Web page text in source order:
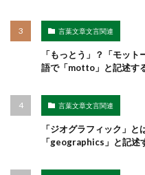
言葉文章文言関連
「もっとう」？「モッ
語で「motto」と記述す
言葉文章文言関連
「ジオグラフィック」
「geographics」と記述